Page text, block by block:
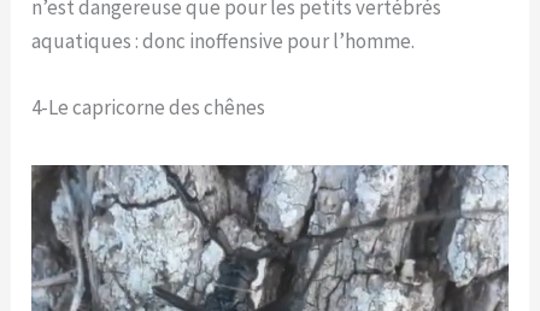
n’est dangereuse que pour les petits vertébrés
aquatiques : donc inoffensive pour l’homme.
4-Le capricorne des chênes